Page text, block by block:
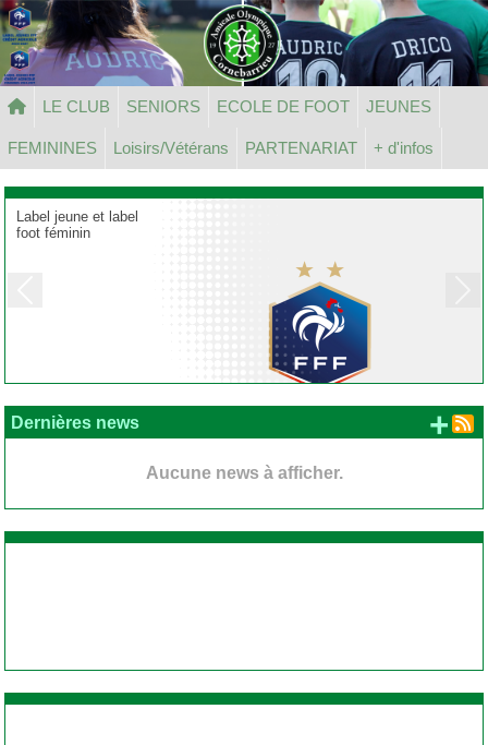
LE CLUB SENIORS ECOLE DE FOOT JEUNES
FEMININES Loisirs/Vétérans PARTENARIAT + d'infos
Label jeune et label
foot féminin
Dernières news
Aucune news à afficher.
+
Panneau de gestion des cookies